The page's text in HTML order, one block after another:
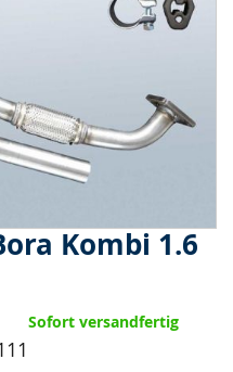
Kombi 1.6
Sofort versandfertig